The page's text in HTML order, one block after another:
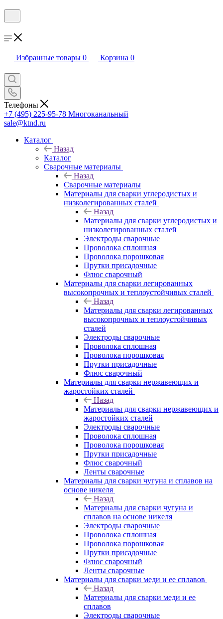
Избранные товары 0 Корзина 0
Телефоны
+7 (495) 225-95-78 Многоканальный
sale@ktnd.ru
Каталог
Назад
Каталог
Сварочные материалы
Назад
Сварочные материалы
Материалы для сварки углеродистых и
низколегированных сталей
Назад
Материалы для сварки углеродистых и
низколегированных сталей
Электроды сварочные
Проволока сплошная
Проволока порошковая
Прутки присадочные
Флюс сварочный
Материалы для сварки легированных
высокопрочных и теплоустойчивых сталей
Назад
Материалы для сварки легированных
высокопрочных и теплоустойчивых
сталей
Электроды сварочные
Проволока сплошная
Проволока порошковая
Прутки присадочные
Флюс сварочный
Материалы для сварки нержавеющих и
жаростойких сталей
Назад
Материалы для сварки нержавеющих и
жаростойких сталей
Электроды сварочные
Проволока сплошная
Проволока порошковая
Прутки присадочные
Флюс сварочный
Ленты сварочные
Материалы для сварки чугуна и сплавов на
основе никеля
Назад
Материалы для сварки чугуна и
сплавов на основе никеля
Электроды сварочные
Проволока сплошная
Проволока порошковая
Прутки присадочные
Флюс сварочный
Ленты сварочные
Материалы для сварки меди и ее сплавов
Назад
Материалы для сварки меди и ее
сплавов
Электроды сварочные